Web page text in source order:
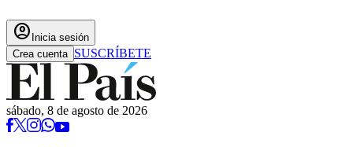
account_circle Inicia sesión
Crea cuenta SUSCRÍBETE
sábado, 8 de agosto de 2026